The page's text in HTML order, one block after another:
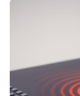
Nichtmetallen
Sensorik und
Erkenntnisse
the American
Materialien, die
beeinflussen
Technologien…